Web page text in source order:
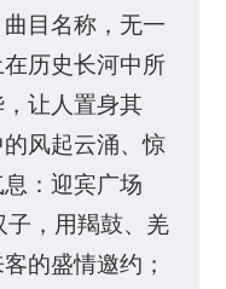
目名称，无一
历史长河中所
让人置身其
风起云涌、惊
：迎宾广场
子，用羯鼓、羌
的盛情邀约；